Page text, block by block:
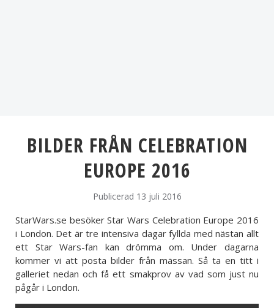
BILDER FRÅN CELEBRATION
EUROPE 2016
Publicerad 13 juli 2016
StarWars.se besöker Star Wars Celebration Europe 2016
i London. Det är tre intensiva dagar fyllda med nästan allt
ett Star Wars-fan kan drömma om. Under dagarna
kommer vi att posta bilder från mässan. Så ta en titt i
galleriet nedan och få ett smakprov av vad som just nu
pågår i London.